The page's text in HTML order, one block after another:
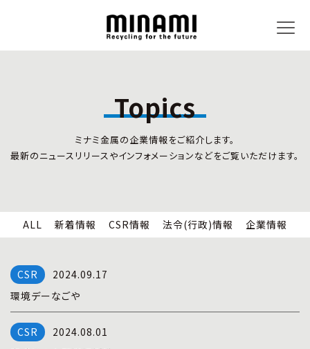
CSR情報
企業情報
全国事業所紹介
事業内容
リサイクルサービス
小型家電リサイクル法
全国の回収対応
Topics
ミナミ金属の企業情報をご紹介します。
最新のニュースリリースやインフォメーションなどをご覧いただけます。
ALL 新着情報 CSR情報 法令(行政)情報 企業情報
2024.09.17
環境デーなごや
2024.08.01